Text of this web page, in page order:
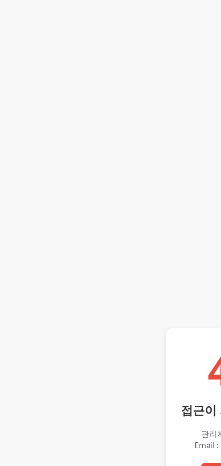
접근이
관리
Email